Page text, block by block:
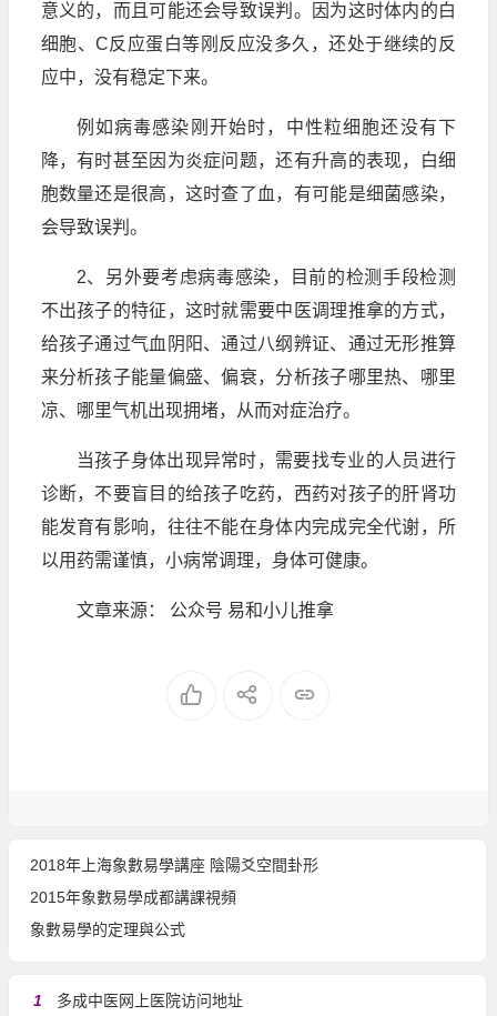
意义的，而且可能还会导致误判。因为这时体内的白
细胞、C反应蛋白等刚反应没多久，还处于继续的反
应中，没有稳定下来。
例如病毒感染刚开始时，中性粒细胞还没有下
降，有时甚至因为炎症问题，还有升高的表现，白细
胞数量还是很高，这时查了血，有可能是细菌感染，
会导致误判。
2、另外要考虑病毒感染，目前的检测手段检测
不出孩子的特征，这时就需要中医调理推拿的方式，
给孩子通过气血阴阳、通过八纲辨证、通过无形推算
来分析孩子能量偏盛、偏衰，分析孩子哪里热、哪里
凉、哪里气机出现拥堵，从而对症治疗。
当孩子身体出现异常时，需要找专业的人员进行
诊断，不要盲目的给孩子吃药，西药对孩子的肝肾功
能发育有影响，往往不能在身体内完成完全代谢，所
以用药需谨慎，小病常调理，身体可健康。
文章来源： 公众号 易和小儿推拿
2018年上海象數易學講座 陰陽爻空間卦形
2015年象數易學成都講課視頻
象數易學的定理與公式
1
多成中医网上医院访问地址